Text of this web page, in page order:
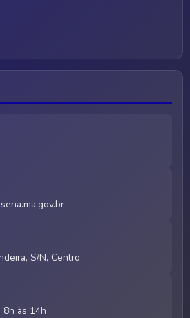
S/N, Centro
8h às 14h